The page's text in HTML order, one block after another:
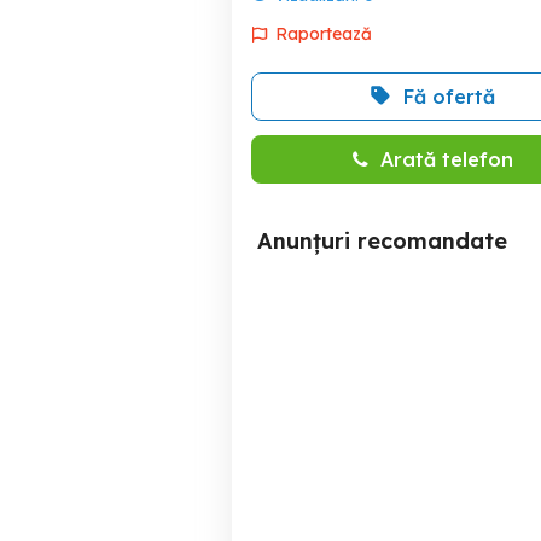
Raportează
Fă ofertă
Arată telefon
Anunțuri recomandate